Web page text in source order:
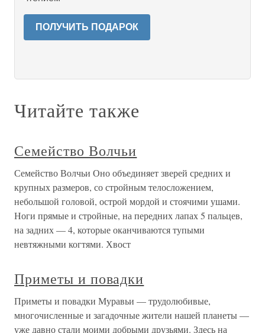
ПОЛУЧИТЬ ПОДАРОК
Читайте также
Семейство Волчьи
Семейство Волчьи Оно объединяет зверей средних и
крупных размеров, со стройным телосложением,
небольшой головой, острой мордой и стоячими ушами.
Ноги прямые и стройные, на передних лапах 5 пальцев,
на задних — 4, которые оканчиваются тупыми
невтяжными когтями. Хвост
Приметы и повадки
Приметы и повадки Муравьи — трудолюбивые,
многочисленные и загадочные жители нашей планеты —
уже давно стали моими добрыми друзьями. Здесь на